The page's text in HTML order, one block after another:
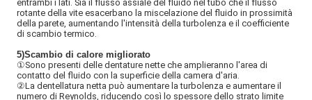
entrambi i lati. Sia il flusso assiale del fluido nel tubo che il flusso
rotante della vite esacerbano la miscelazione del fluido in prossimità
della parete, aumentando l'intensità della turbolenza e il coefficiente
di scambio termico.
5)Scambio di calore migliorato
①Sono presenti delle dentature nette che amplieranno l'area di
contatto del fluido con la superficie della camera d'aria.
②La dentellatura netta può aumentare la turbolenza e aumentare il
numero di Reynolds, riducendo così lo spessore dello strato limite